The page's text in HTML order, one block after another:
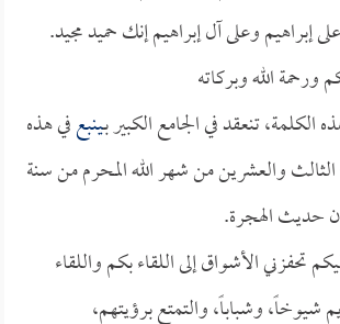
إبراهيم وعلى آل إبراهيم إنك حميد مجيد.
ورحمة الله وبركاته
الكلمة، تنعقد في الجامع الكبير بـينبعفي هذه
الثالث والعشرين من شهر الله المحرم من سنة
تحفزني الأشواق إلى اللقاء بكم واللقاء
شيوخاً، وشباباً، والتمتع برؤيتهم،